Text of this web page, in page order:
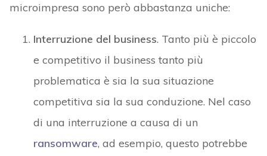
microimpresa sono però abbastanza uniche:
Interruzione del business. Tanto più è piccolo
e competitivo il business tanto più
problematica è sia la sua situazione
competitiva sia la sua conduzione. Nel caso
di una interruzione a causa di un
ransomware, ad esempio, questo potrebbe